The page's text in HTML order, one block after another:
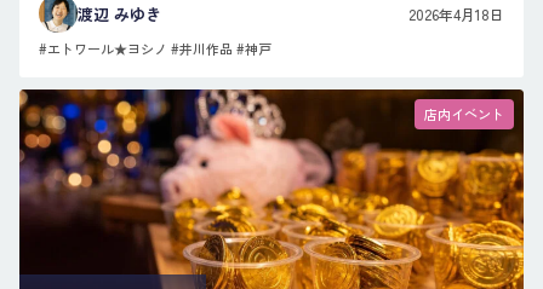
渡辺 みゆき 2026年4月18日
#エトワール★ヨシノ #井川作品 #神戸
店内イベント